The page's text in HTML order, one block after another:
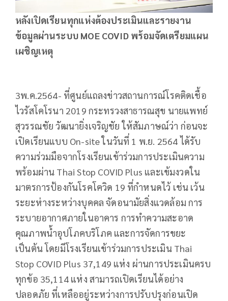
หลังเปิดเรียนทุกแห่งต้องประเมินและรายงาน
ข้อมูลผ่านระบบ MOE COVID พร้อมจัดเตรียมแผน
เผชิญเหตุ
3พ.ค.2564- ที่ศูนย์แถลงข่าวสถานการณ์โรคติดเชื้อ
ไวรัสโคโรนา 2019 กระทรวงสาธารณสุข นายแพทย์
สุวรรณชัย วัฒนายิ่งเจริญชัย ให้สัมภาษณ์ว่า ก่อนจะ
เปิดเรียนแบบ On-site ในวันที่ 1 พ.ย. 2564 ได้รับ
ความร่วมมือจากโรงเรียนเข้าร่วมการประเมินความ
พร้อมผ่าน Thai Stop COVID Plus และเข้มงวดใน
มาตรการป้องกันโรคโควิด 19 ที่กำหนดไว้ เช่น เว้น
ระยะห่างระหว่างบุคคล จัดอนามัยสิ่งแวดล้อม การ
ระบายอากาศภายในอาคาร การทำความสะอาด
คุณภาพน้ำอุปโภคบริโภค และการจัดการขยะ
เป็นต้น โดยมีโรงเรียนเข้าร่วมการประเมิน Thai
Stop COVID Plus 37,149 แห่ง ผ่านการประเมินครบ
ทุกข้อ 35,114 แห่ง สามารถเปิดเรียนได้อย่าง
ปลอดภัย ที่เหลืออยู่ระหว่างการปรับปรุงก่อนเปิด